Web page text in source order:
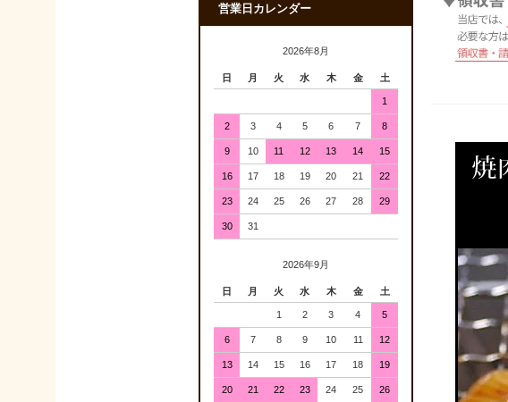
営業日カレンダー
2026年8月
日 月 火 水 木 金 土
1
2 3 4 5 6 7 8
9 10 11 12 13 14 15
16 17 18 19 20 21 22
23 24 25 26 27 28 29
30 31
2026年9月
日 月 火 水 木 金 土
1 2 3 4 5
6 7 8 9 10 11 12
13 14 15 16 17 18 19
20 21 22 23 24 25 26